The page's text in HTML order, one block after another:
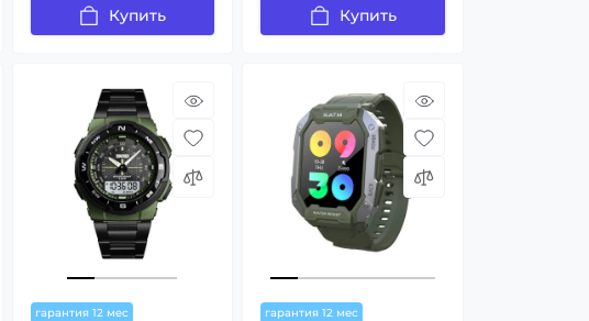
Купить Купить
гарантия 12 мес гарантия 12 мес